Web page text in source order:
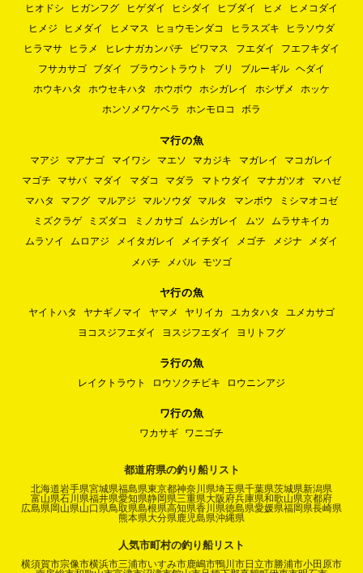
ヒオドシ
ヒガンフグ ヒゲダイ ヒシダイ ヒブダイ ヒメ
ヒメコダイ
ヒメジ
ヒメダイ ヒメマス ヒョウモンダコ ヒラスズキ
ヒラソウダ
ヒラマサ
ヒラメ ヒレナガカンパチ ビワマス フエダイ
フエフキダイ
フサカサゴ
ブダイ ブラウントラウト ブリ ブルーギル
ヘダイ
ホウキハタ
ホウセキハタ ホウボウ ホシガレイ ホシザメ
ホッケ
ホンソメワケベラ
ホンモロコ ボラ
マ行の魚
マアジ マアナゴ マイワシ マエソ マカジキ マガレイ
マコガレイ
マゴチ
マサバ マダイ マダコ マダラ マトウダイ マナガツオ
マハゼ
マハタ
マフグ マルアジ マルソウダ マルタ マンボウ
ミシマオコゼ
ミズクラゲ
ミズダコ ミノカサゴ ムシガレイ ムツ
ムラサキイカ
ムラソイ
ムロアジ メイタガレイ メイチダイ メゴチ メジナ
メダイ
メバチ
メバル モツゴ
ヤ行の魚
ヤイトハタ ヤナギノマイ ヤマメ ヤリイカ ユカタハタ
ユメカサゴ
ヨコスジフエダイ
ヨスジフエダイ ヨリトフグ
ラ行の魚
レイクトラウト ロウソクチビキ ロウニンアジ
ワ行の魚
ワカサギ ワニゴチ
都道府県の釣り船リスト
北海道岩手県宮城県福島県東京都神奈川県埼玉県千葉県茨城県新潟県
富山県石川県福井県愛知県静岡県三重県大阪府兵庫県和歌山県京都府
広島県岡山県山口県鳥取県島根県高知県香川県徳島県愛媛県福岡県長崎県
熊本県大分県 鹿児島県沖縄県
人気市町村の釣り船リスト
横須賀市宗像市横浜市三浦市いすみ市鹿嶋市鴨川市日立市勝浦市小田原市